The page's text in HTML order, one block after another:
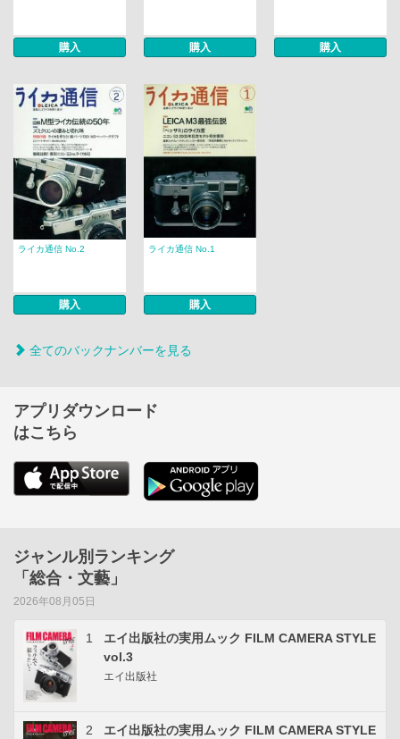
購入 購入 購入
ライカ通信 No.2
購入
ライカ通信 No.1
購入
全てのバックナンバーを見る
アプリダウンロード
はこちら
ジャンル別ランキング
「総合・文藝」
2026年08月05日
1
エイ出版社の実用ムック FILM CAMERA STYLE
vol.3
エイ出版社
2
エイ出版社の実用ムック FILM CAMERA STYLE